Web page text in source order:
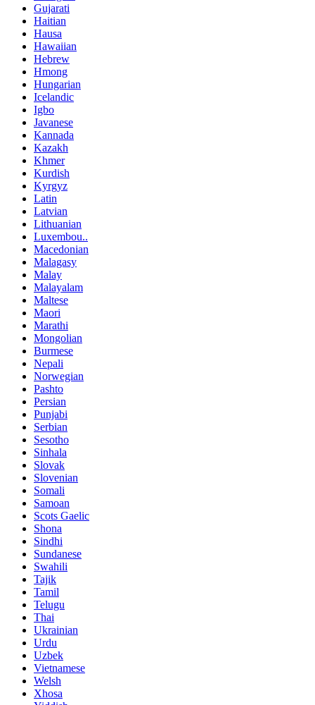
Gujarati
Haitian
Hausa
Hawaiian
Hebrew
Hmong
Hungarian
Icelandic
Igbo
Javanese
Kannada
Kazakh
Khmer
Kurdish
Kyrgyz
Latin
Latvian
Lithuanian
Luxembou..
Macedonian
Malagasy
Malay
Malayalam
Maltese
Maori
Marathi
Mongolian
Burmese
Nepali
Norwegian
Pashto
Persian
Punjabi
Serbian
Sesotho
Sinhala
Slovak
Slovenian
Somali
Samoan
Scots Gaelic
Shona
Sindhi
Sundanese
Swahili
Tajik
Tamil
Telugu
Thai
Ukrainian
Urdu
Uzbek
Vietnamese
Welsh
Xhosa